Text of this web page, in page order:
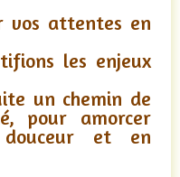
vos attentes en
les enjeux
un chemin de
pour amorcer
et en